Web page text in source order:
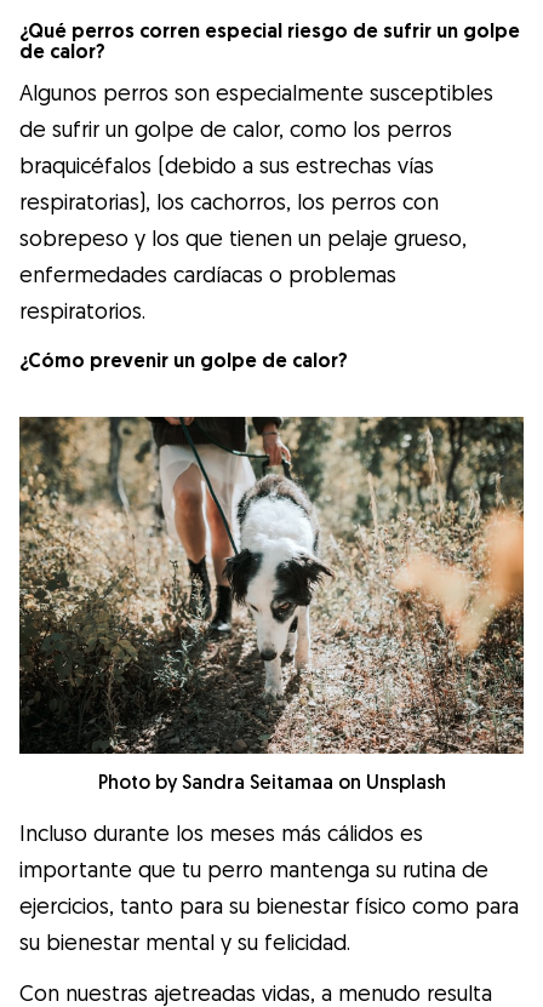
¿Qué perros corren especial riesgo de sufrir un golpe
de calor?
Algunos perros son especialmente susceptibles
de sufrir un golpe de calor, como los perros
braquicéfalos (debido a sus estrechas vías
respiratorias), los cachorros, los perros con
sobrepeso y los que tienen un pelaje grueso,
enfermedades cardíacas o problemas
respiratorios.
¿Cómo prevenir un golpe de calor?
Photo by Sandra Seitamaa on Unsplash
Incluso durante los meses más cálidos es
importante que tu perro mantenga su rutina de
ejercicios, tanto para su bienestar físico como para
su bienestar mental y su felicidad.
Con nuestras ajetreadas vidas, a menudo resulta